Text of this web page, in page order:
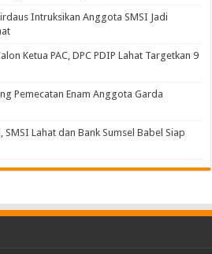
Intruksikan Anggota SMSI Jadi
Ketua PAC, DPC PDIP Lahat Targetkan 9
Pemecatan Enam Anggota Garda
Lahat dan Bank Sumsel Babel Siap